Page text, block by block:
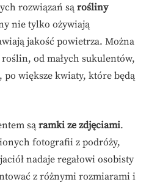
rozwiązań są rośliny
nie tylko ożywiają
jakość powietrza. Można
od małych sukulentów,
większe kwiaty, które będą
są ramki ze zdjęciami.
fotografii z podróży,
nadaje regałowi osobisty
z różnymi rozmiarami i